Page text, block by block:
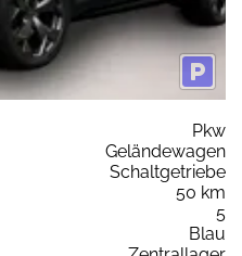
Pkw
Geländewagen
Schaltgetriebe
50 km
5
Blau